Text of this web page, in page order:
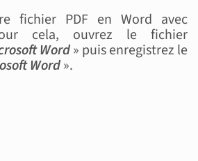
fichier PDF en Word avec
cela, ouvrez le fichier
Word» puis enregistrez le
Word».